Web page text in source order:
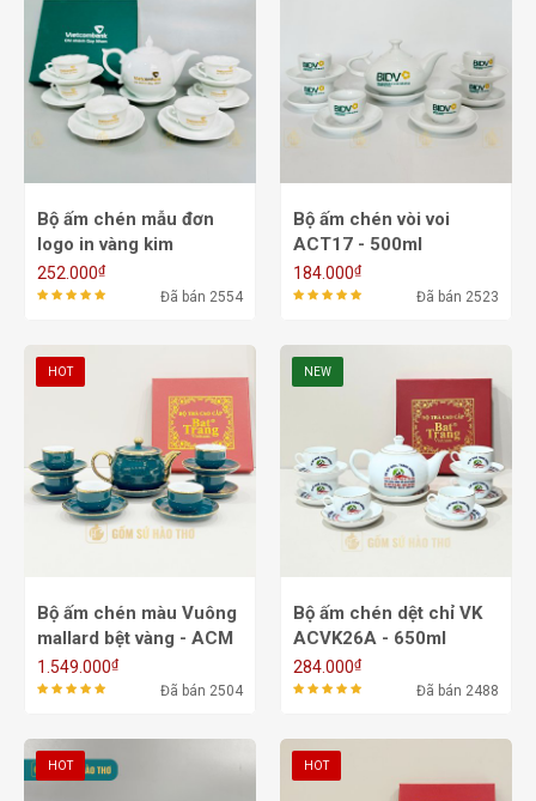
Bộ ấm chén mẫu đơn
logo in vàng kim
ACT18A - 550/700ml
252.000₫
Đã bán 2554
Bộ ấm chén vòi voi
ACT17 - 500ml
184.000₫
Đã bán 2523
HOT
Bộ ấm chén màu Vuông
mallard bệt vàng - ACM
1A
1.549.000₫
Đã bán 2504
NEW
Bộ ấm chén dệt chỉ VK
ACVK26A - 650ml
284.000₫
Đã bán 2488
HOT HOT